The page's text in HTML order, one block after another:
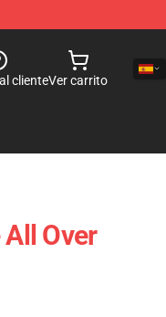
clienteVer carrito
Over